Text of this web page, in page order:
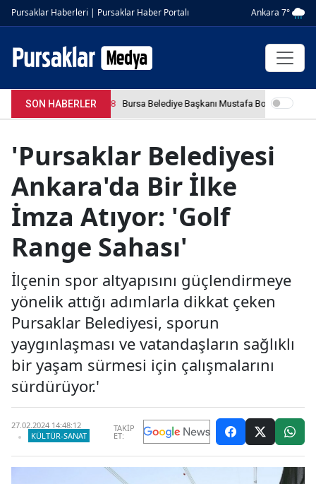
Pursaklar Haberleri | Pursaklar Haber Portalı Ankara 7°
SON HABERLER
4.04.2026 12:36:08 Bursa Belediye Başkanı Mustafa Bozbey
'Pursaklar Belediyesi
Ankara'da Bir İlke
İmza Atıyor: 'Golf
Range Sahası'
İlçenin spor altyapısını güçlendirmeye
yönelik attığı adımlarla dikkat çeken
Pursaklar Belediyesi, sporun
yaygınlaşması ve vatandaşların sağlıklı
bir yaşam sürmesi için çalışmalarını
sürdürüyor.'
27.02.2024 14:48:12
KÜLTÜR-SANAT
TAKİP
ET: